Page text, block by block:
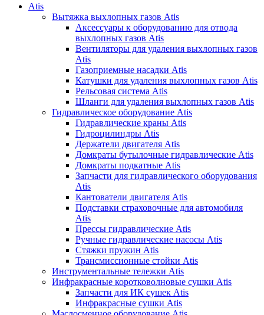
Atis
Вытяжка выхлопных газов Atis
Аксессуары к оборудованию для отвода
выхлопных газов Atis
Вентиляторы для удаления выхлопных газов
Atis
Газоприемные насадки Atis
Катушки для удаления выхлопных газов Atis
Рельсовая система Atis
Шланги для удаления выхлопных газов Atis
Гидравлическое оборудование Atis
Гидравлические краны Atis
Гидроцилиндры Atis
Держатели двигателя Atis
Домкраты бутылочные гидравлические Atis
Домкраты подкатные Atis
Запчасти для гидравлического оборудования
Atis
Кантователи двигателя Atis
Подставки страховочные для автомобиля
Atis
Прессы гидравлические Atis
Ручные гидравлические насосы Atis
Стяжки пружин Atis
Трансмиссионные стойки Atis
Инструментальные тележки Atis
Инфракрасные коротковолновые сушки Atis
Запчасти для ИК сушек Atis
Инфракрасные сушки Atis